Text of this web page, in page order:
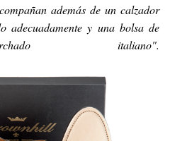
además de un calzador
adecuadamente y una bolsa de
italiano".